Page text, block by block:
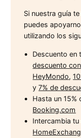
Si nuestra guía
puedes
utilizando los
Descuento en
descuento
HeyMondo,
y7% de
Hasta un 15%
Booking.com
Intercambia